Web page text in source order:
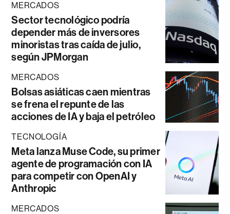
MERCADOS
Sector tecnológico podría
depender más de inversores
minoristas tras caída de julio,
según JPMorgan
MERCADOS
Bolsas asiáticas caen mientras
se frena el repunte de las
acciones de IA y baja el petróleo
TECNOLOGÍA
Meta lanza Muse Code, su primer
agente de programación con IA
para competir con OpenAI y
Anthropic
MERCADOS